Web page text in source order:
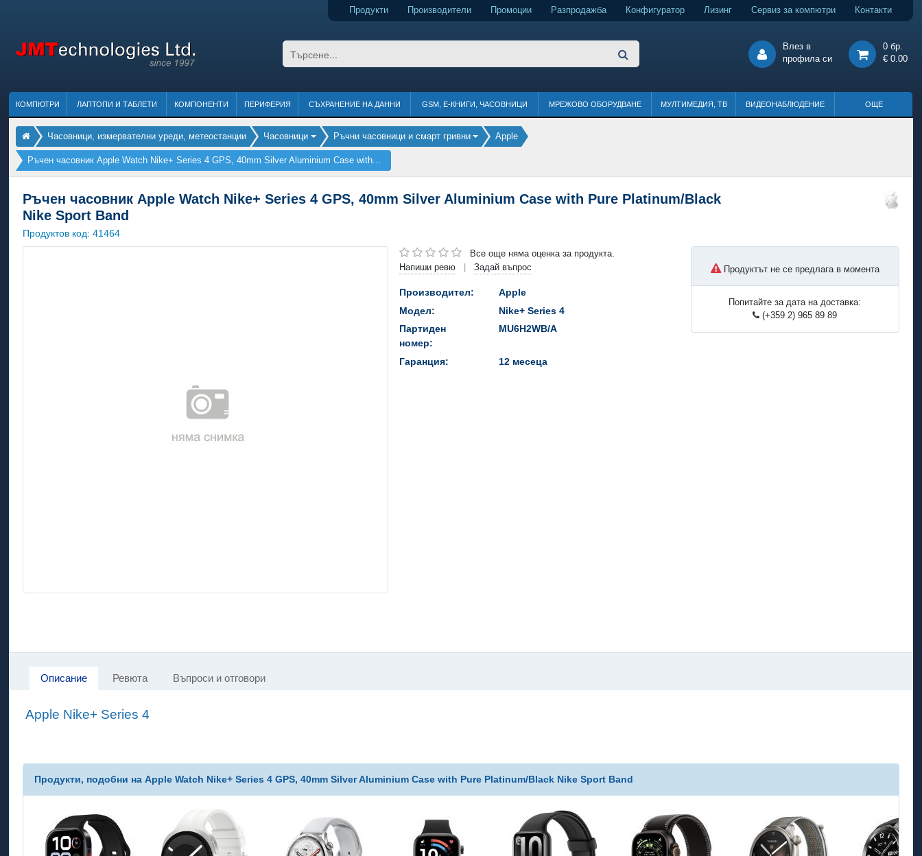
Продукти Производители Промоции Разпродажба Конфигуратор Лизинг Сервиз за компютри Контакти
Влез в
профила си
0 бр.
€ 0.00
КОМПЮТРИ ЛАПТОПИ И ТАБЛЕТИ КОМПОНЕНТИ ПЕРИФЕРИЯ СЪХРАНЕНИЕ НА ДАННИ GSM, Е-КНИГИ, ЧАСОВНИЦИ МРЕЖОВО ОБОРУДВАНЕ МУЛТИМЕДИЯ, ТВ ВИДЕОНАБЛЮДЕНИЕ ОЩЕ
Часовници, измервателни уреди, метеостанции Часовници Ръчни часовници и смарт гривни Apple
Ръчен часовник Apple Watch Nike+ Series 4 GPS, 40mm Silver Aluminium Case with...
Ръчен часовник Apple Watch Nike+ Series 4 GPS, 40mm Silver Aluminium Case with Pure Platinum/Black
Nike Sport Band
Продуктов код:41464
Все още няма оценка за продукта.
Напиши ревю
Задай въпрос
Производител:
Apple
Модел:
Nike+ Series 4
Партиден
номер:
MU6H2WB/A
Гаранция: 12 месеца
Продуктът не се предлага в момента
Попитайте за дата на доставка:
(+359 2) 965 89 89
Описание Ревюта Въпроси и отговори
Apple Nike+ Series 4
Продукти, подобни на Apple Watch Nike+ Series 4 GPS, 40mm Silver Aluminium Case with Pure Platinum/Black Nike Sport Band